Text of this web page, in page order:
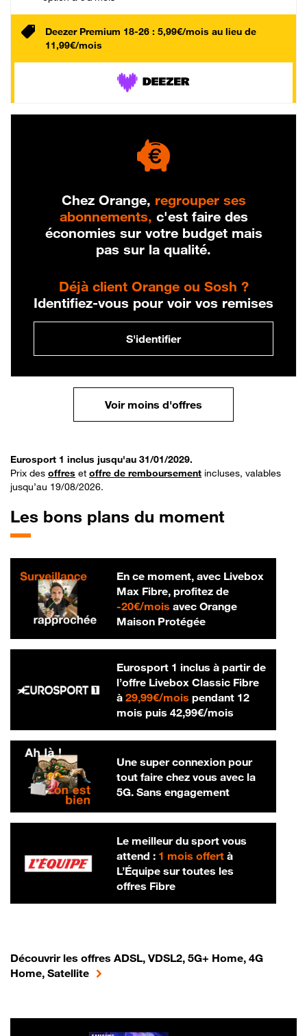
Deezer Premium 18-26 : 5,99€/mois au lieu de
11,99€/mois
Chez Orange, regrouper ses
abonnements, c'est faire des
économies sur votre budget mais
pas sur la qualité.
Déjà client Orange ou Sosh ?
Identifiez-vous pour voir vos remises
S'identifier
Voir moins d'offres
Eurosport 1 inclus jusqu'au 31/01/2029.
Prix des offres et offre de remboursement incluses, valables
jusqu’au 19/08/2026.
Les bons plans du moment
En ce moment, avec Livebox
Max Fibre, profitez de
-20€/mois20 € par mois
avec Orange
Maison Protégée
Eurosport 1 inclus à partir de
l’offre Livebox Classic Fibre
à 29,99€/mois29,99 € par mois
pendant 12
mois puis 42,99€/mois42,99 € par
Une super connexion pour
tout faire chez vous avec la
5G. Sans engagement
Le meilleur du sport vous
attend : 1 mois offertà
L’Équipe sur toutes les
offres Fibre
Découvrir les offres ADSL, VDSL2, 5G+ Home, 4G
Home, Satellite